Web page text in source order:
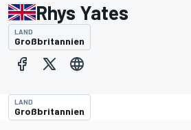
Rhys Yates
LAND
Großbritannien
LAND
Großbritannien